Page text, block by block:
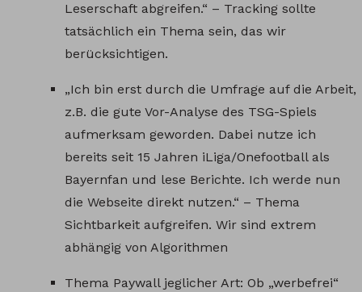
Leserschaft abgreifen.“ – Tracking sollte
tatsächlich ein Thema sein, das wir
berücksichtigen.
„Ich bin erst durch die Umfrage auf die Arbeit,
z.B. die gute Vor-Analyse des TSG-Spiels
aufmerksam geworden. Dabei nutze ich
bereits seit 15 Jahren iLiga/Onefootball als
Bayernfan und lese Berichte. Ich werde nun
die Webseite direkt nutzen.“ – Thema
Sichtbarkeit aufgreifen. Wir sind extrem
abhängig von Algorithmen
Thema Paywall jeglicher Art: Ob „werbefrei“